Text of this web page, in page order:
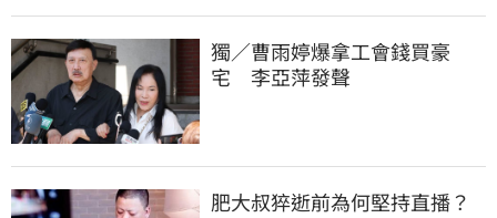
獨／曹雨婷爆拿工會錢買豪
宅　李亞萍發聲
肥大叔猝逝前為何堅持直播？